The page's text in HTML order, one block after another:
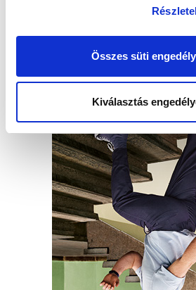
Összes süti
Kiválasztás